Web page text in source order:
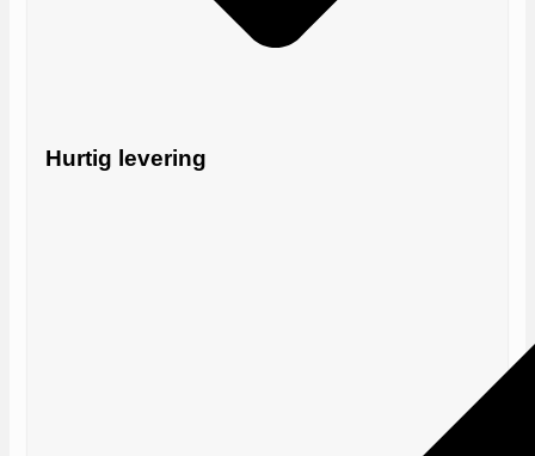
Hurtig levering